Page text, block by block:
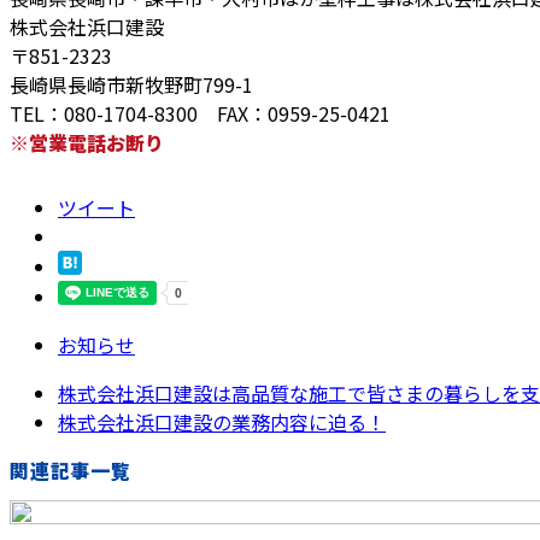
株式会社浜口建設
〒851-2323
長崎県長崎市新牧野町799-1
TEL：080-1704-8300 FAX：0959-25-0421
※営業電話お断り
ツイート
お知らせ
株式会社浜口建設は高品質な施工で皆さまの暮らしを
株式会社浜口建設の業務内容に迫る！
関連記事一覧